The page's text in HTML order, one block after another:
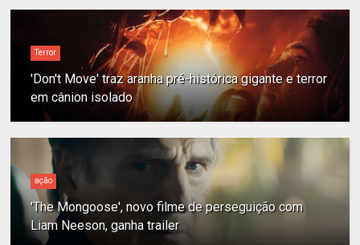
Terror
'Don't Move' traz aranha pré-histórica gigante e terror
em cânion isolado
ação
'The Mongoose', novo filme de perseguição com
Liam Neeson, ganha trailer